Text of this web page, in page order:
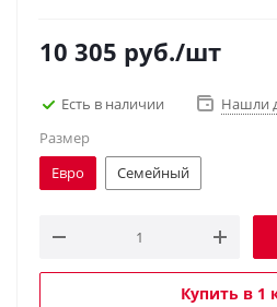
10 305 руб./шт
Есть в наличии
Нашли
Размер
Евро
Семейный
Купить в 1